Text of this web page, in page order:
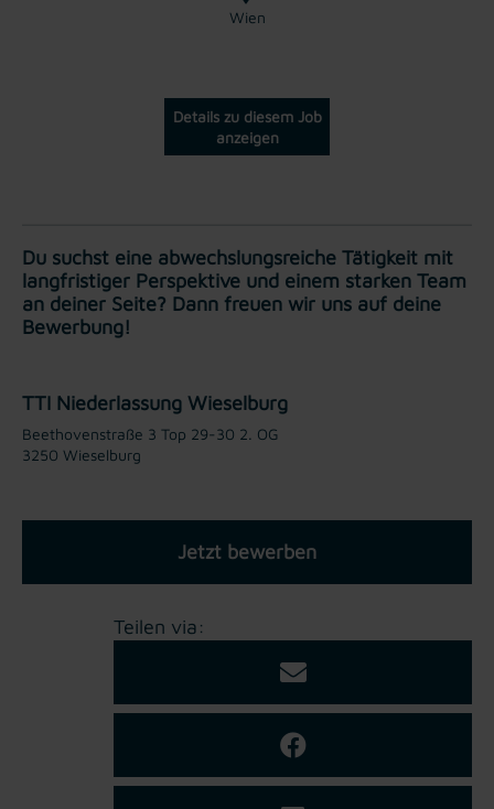
Wien
Details zu diesem Job
anzeigen
Du suchst eine abwechslungsreiche Tätigkeit mit
langfristiger Perspektive und einem starken Team
an deiner Seite? Dann freuen wir uns auf deine
Bewerbung!
TTI Niederlassung Wieselburg
Beethovenstraße 3 Top 29-30 2. OG
3250 Wieselburg
Jetzt bewerben
Teilen via: